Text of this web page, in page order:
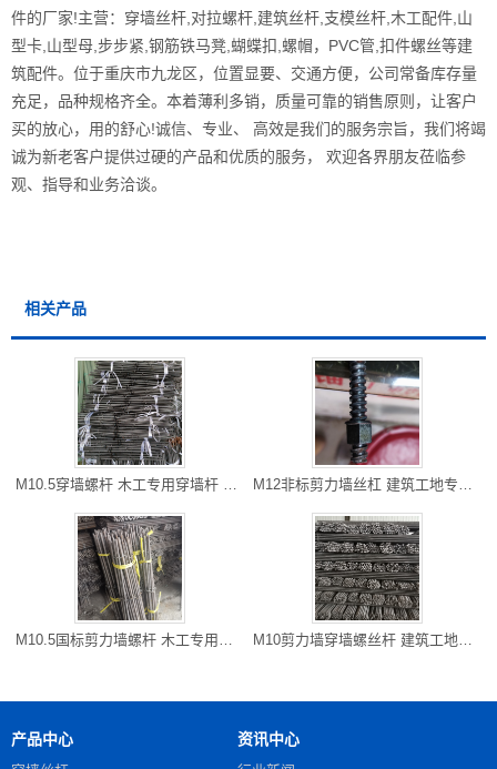
件的厂家!主营：穿墙丝杆,对拉螺杆,建筑丝杆,支模丝杆,木工配件,山
型卡,山型母,步步紧,钢筋铁马凳,蝴蝶扣,螺帽，PVC管,扣件螺丝等建
筑配件。位于重庆市九龙区，位置显要、交通方便，公司常备库存量
充足，品种规格齐全。本着薄利多销，质量可靠的销售原则，让客户
买的放心，用的舒心!诚信、专业、 高效是我们的服务宗旨，我们将竭
诚为新老客户提供过硬的产品和优质的服务， 欢迎各界朋友莅临参
观、指导和业务洽谈。
相关产品
M10.5穿墙螺杆 木工专用穿墙杆 开县厂家直销 长度可以切割 M12非标剪力墙丝杠 建筑工地专用防水对拉粗牙穿墙螺栓 雅安现货
M10.5国标剪力墙螺杆 木工专用对拉螺杆 万州区螺杆厂家 可以走专 M10剪力墙穿墙螺丝杆 建筑工地常用 铜梁批发 可以专车到工地
产品中心 资讯中心